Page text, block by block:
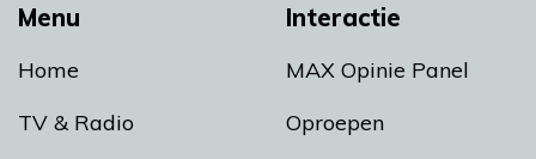
Menu
Home
TV & Radio
Interactie
MAX Opinie Panel
Oproepen